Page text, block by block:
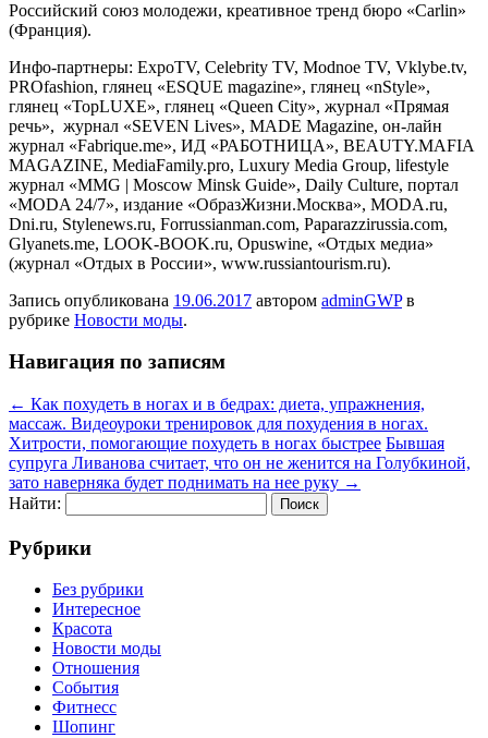
Российский союз молодежи, креативное тренд бюро «Carlin»
(Франция).
Инфо-партнеры: ExpoTV, Celebrity TV, Modnoe TV, Vklybe.tv,
PROfashion, глянец «ESQUE magazine», глянец «nStyle»,
глянец «TopLUXE», глянец «Queen City», журнал «Прямая
речь», журнал «SEVEN Lives», MADE Magazine, он-лайн
журнал «Fabrique.me», ИД «РАБОТНИЦА», BEAUTY.MAFIA
MAGAZINE, MediaFamily.pro, Luxury Media Group, lifestyle
журнал «MMG | Moscow Minsk Guide», Daily Culture, портал
«MODA 24/7», издание «ОбразЖизни.Москва», MODA.ru,
Dni.ru, Stylenews.ru, Forrussianman.com, Paparazzirussia.com,
Glyanets.me, LOOK-BOOK.ru, Opuswine, «Отдых медиа»
(журнал «Отдых в России», www.russiantourism.ru).
Запись опубликована 19.06.2017 автором adminGWPв
рубрике Новости моды.
Навигация по записям
← Как похудеть в ногах и в бедрах: диета, упражнения,
массаж. Видеоуроки тренировок для похудения в ногах.
Хитрости, помогающие похудеть в ногах быстрее Бывшая
супруга Ливанова считает, что он не женится на Голубкиной,
зато наверняка будет поднимать на нее руку →
Найти:
Рубрики
Без рубрики
Интересное
Красота
Новости моды
Отношения
События
Фитнесс
Шопинг